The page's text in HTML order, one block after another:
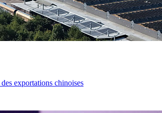
exportations chinoises